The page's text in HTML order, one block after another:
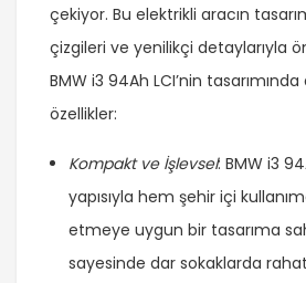
çekiyor. Bu elektrikli aracın
çizgileri ve yenilikçi detaylarıyla
BMW i3 94Ah LCI’nin
özellikler:
Kompakt ve İşlevsel: BMW i3
yapısıyla hem şehir içi
etmeye uygun bir tasarıma
sayesinde dar sokaklarda